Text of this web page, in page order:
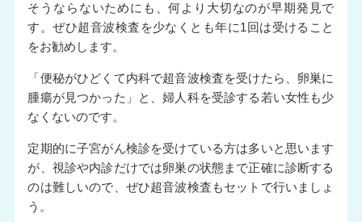
そうならないためにも、何より大切なのが早期発見で
す。ぜひ超音波検査を少なくとも年に1回は受けること
をお勧めします。
「便秘がひどくて内科で超音波検査を受けたら、卵巣に
腫瘍が見つかった」と、婦人科を受診する若い女性も少
なくないのです。
定期的に子宮がん検診を受けている方は多いと思います
が、視診や内診だけでは卵巣の状態まで正確に診断する
のは難しいので、ぜひ超音波検査もセットで行いましょ
う。